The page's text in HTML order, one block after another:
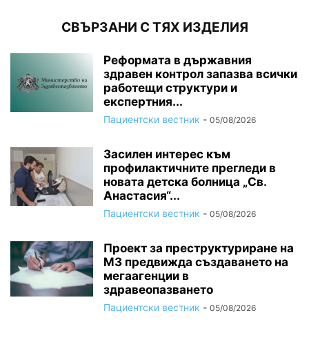
СВЪРЗАНИ С ТЯХ ИЗДЕЛИЯ
Реформата в държавния
здравен контрол запазва всички
работещи структури и
експертния...
Пациентски вестник - 05/08/2026
Засилен интерес към
профилактичните прегледи в
новата детска болница „Св.
Анастасия“...
Пациентски вестник - 05/08/2026
Проект за преструктуриране на
МЗ предвижда създаването на
мегаагенции в
здравеопазването
Пациентски вестник - 05/08/2026